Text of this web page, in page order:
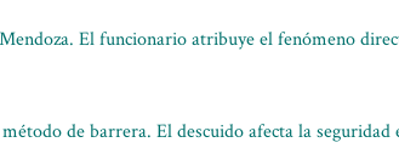
El funcionario atribuye el fenómeno
de barrera. El descuido afecta la